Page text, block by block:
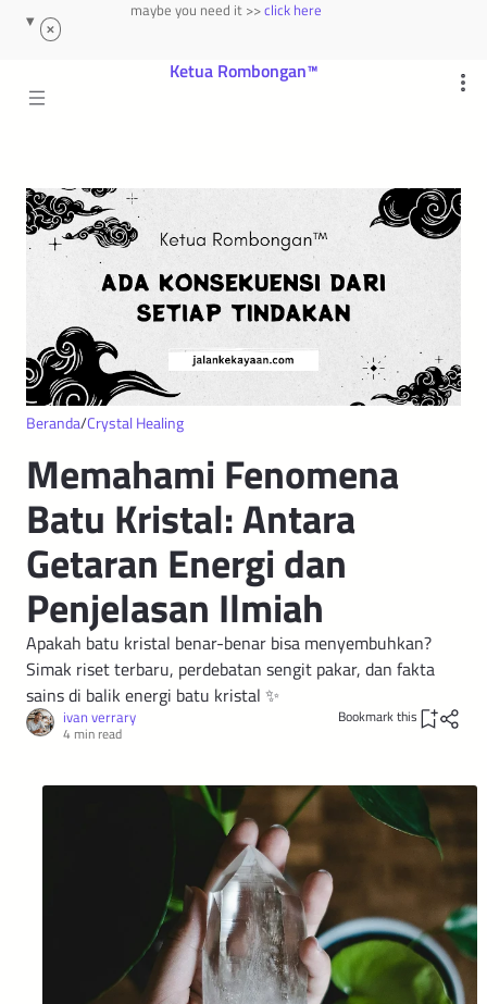
maybe you need it >>click here
Beranda Crystal Healing
Memahami Fenomena
Batu Kristal: Antara
Getaran Energi dan
Penjelasan Ilmiah
Apakah batu kristal benar-benar bisa menyembuhkan?
Simak riset terbaru, perdebatan sengit pakar, dan fakta
sains di balik energi batu kristal ✨